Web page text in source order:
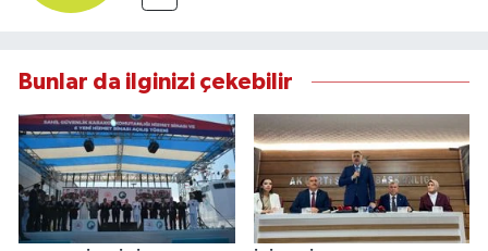
Bunlar da ilginizi çekebilir